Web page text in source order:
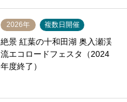
2026年 複数日開催
絶景 紅葉の十和田湖 奥入瀬渓
流エコロードフェスタ（2024
年度終了）